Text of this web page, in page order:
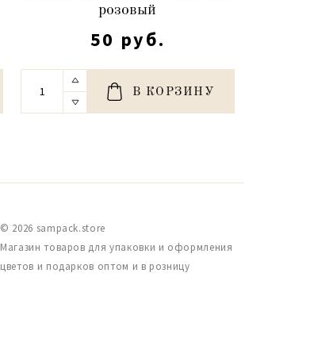
розовый
50 руб.
В КОРЗИНУ
© 2026 sampack.store
Магазин товаров для упаковки и оформления
цветов и подарков оптом и в розницу